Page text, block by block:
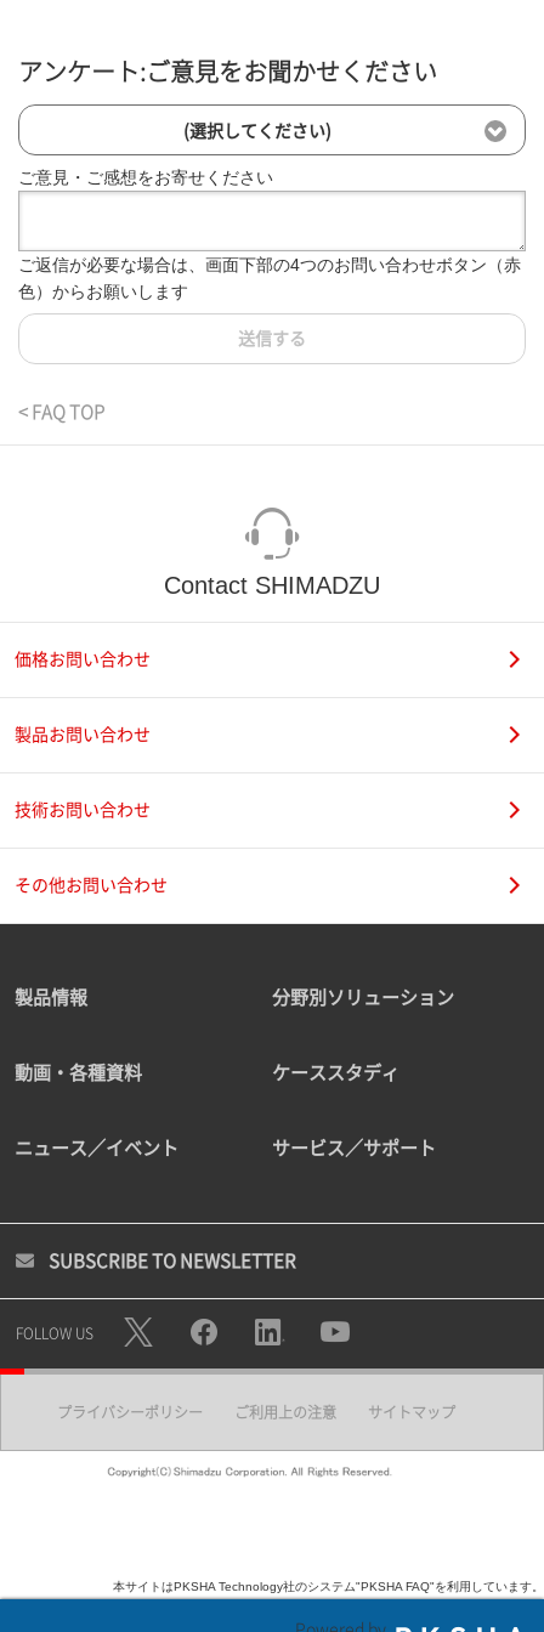
アンケート:ご意見をお聞かせください
(選択してください)
ご意見・ご感想をお寄せください
ご返信が必要な場合は、画面下部の4つのお問い合わせボタン（赤
色）からお願いします
送信する
< FAQ TOP
Contact SHIMADZU
価格お問い合わせ
製品お問い合わせ
技術お問い合わせ
その他お問い合わせ
製品情報 分野別ソリューション
動画・各種資料 ケーススタディ
ニュース／イベント サービス／サポート
SUBSCRIBE TO NEWSLETTER
FOLLOW US
プライバシーポリシー ご利用上の注意 サイトマップ
本サイトはPKSHA Technology社のシステム"PKSHA FAQ"を利用しています。